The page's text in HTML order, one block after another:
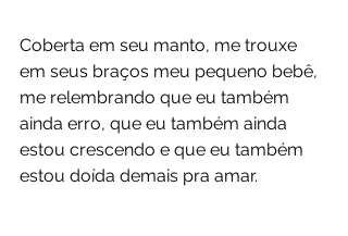
Coberta em seu manto, me trouxe
em seus braços meu pequeno bebê,
me relembrando que eu também
ainda erro, que eu também ainda
estou crescendo e que eu também
estou doída demais pra amar.